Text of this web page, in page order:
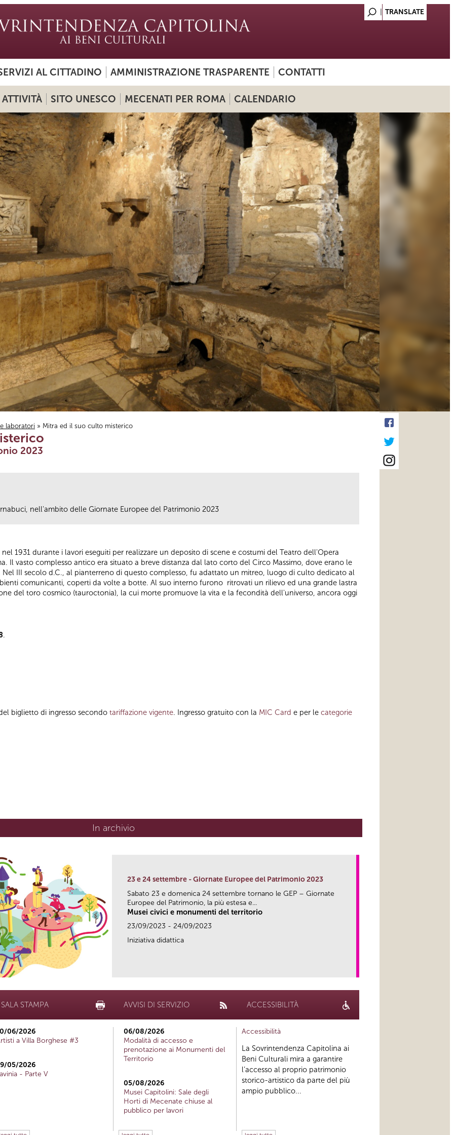
AL CITTADINO AMMINISTRAZIONE TRASPARENTE CONTATTI
ATTIVITÀ SITO UNESCO MECENATI PER ROMA CALENDARIO
laboratori » Mitra ed il suo culto misterico
2023
nell'ambito delle Giornate Europee del Patrimonio 2023
1931 durante i lavori eseguiti per realizzare un deposito di scene e costumi del Teatro dell'Opera
Il vasto complesso antico era situato a breve distanza dal lato corto del Circo Massimo, dove erano le
Nel III secolo d.C., al pianterreno di questo complesso, fu adattato un mitreo, luogo di culto dedicato al
comunicanti, coperti da volte a botte. Al suo interno furono ritrovati un rilievo ed una grande lastra
del toro cosmico (tauroctonia), la cui morte promuove la vita e la fecondità dell'universo, ancora oggi
.
biglietto di ingresso secondo tariffazione vigente. Ingresso gratuito con la MIC Card e per le categorie
In archivio
23 e 24 settembre - Giornate Europee del Patrimonio 2023
Sabato 23 e domenica 24 settembre tornano le GEP – Giornate
Europee del Patrimonio, la più estesa e...
Musei civici e monumenti del territorio
23/09/2023 - 24/09/2023
Iniziativa didattica
SALA STAMPA
06/2026
a Villa Borghese #3
05/2026
- Parte V
AVVISI DI SERVIZIO
06/08/2026
Modalità di accesso e
prenotazione ai Monumenti del
Territorio
05/08/2026
Musei Capitolini: Sale degli
Horti di Mecenate chiuse al
pubblico per lavori
ACCESSIBILITÀ
Accessibilità
La Sovrintendenza Capitolina ai
Beni Culturali mira a garantire
l’accesso al proprio patrimonio
storico-artistico da parte del più
ampio pubblico...